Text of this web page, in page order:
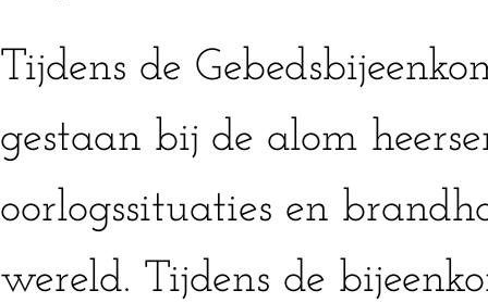
Tijdens de
gestaan bij de alom
oorlogssituaties en
wereld. Tijdens de